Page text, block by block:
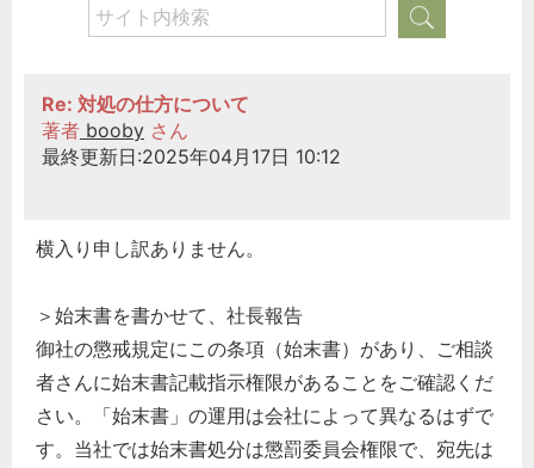
Re: 対処の仕方について
著者 booby さん
最終更新日:2025年04月17日 10:12
横入り申し訳ありません。
＞始末書を書かせて、社長報告
御社の懲戒規定にこの条項（始末書）があり、ご相談
者さんに始末書記載指示権限があることをご確認くだ
さい。「始末書」の運用は会社によって異なるはずで
す。当社では始末書処分は懲罰委員会権限で、宛先は